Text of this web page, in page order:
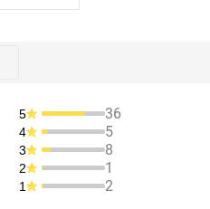
5 36
4 5
3 8
2 1
1 2